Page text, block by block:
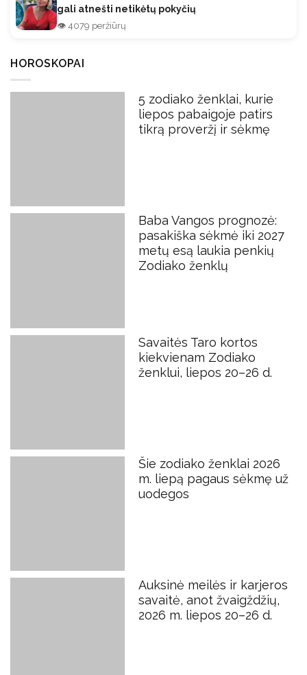
gali atnešti netikėtų pokyčių
👁️ 4079 peržiūrų
HOROSKOPAI
5 zodiako ženklai, kurie
liepos pabaigoje patirs
tikrą proveržį ir sėkmę
Baba Vangos prognozė:
pasakiška sėkmė iki 2027
metų esą laukia penkių
Zodiako ženklų
Savaitės Taro kortos
kiekvienam Zodiako
ženklui, liepos 20–26 d.
Šie zodiako ženklai 2026
m. liepą pagaus sėkmę už
uodegos
Auksinė meilės ir karjeros
savaitė, anot žvaigždžių,
2026 m. liepos 20–26 d.